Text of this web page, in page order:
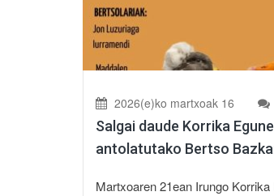
2026(e)ko martxoak 16
Salgai daude Korrika
antolatutako Bertso
Martxoaren 21ean Irungo